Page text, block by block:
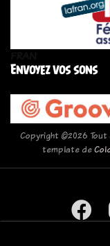
Envoyez vos sons
Copyright ©2026
template de